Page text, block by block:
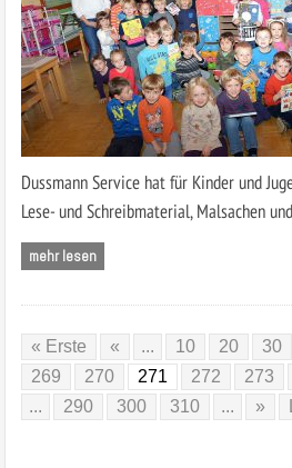
Dussmann Service hat für Kinder und
Lese- und Schreibmaterial, Malsachen
mehr lesen
« Erste « ... 10 20 30
269
270 271 272 273
...
290 300 310 ... »